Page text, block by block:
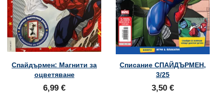
Спайдърмен: Магнити за
оцветяване
6,99 €
Списание СПАЙДЪРМЕН,
3/25
3,50 €